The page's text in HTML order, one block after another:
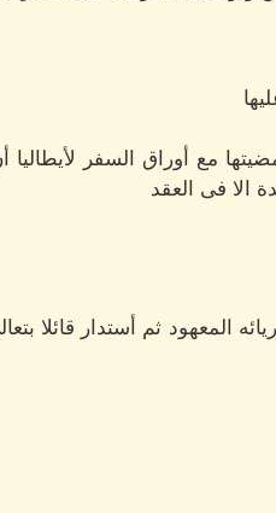
مع أوراق السفر لأيطاليا
المعهود ثم أستدار قائلا